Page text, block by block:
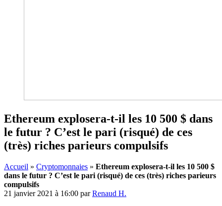
Ethereum explosera-t-il les 10 500 $ dans
le futur ? C’est le pari (risqué) de ces
(très) riches parieurs compulsifs
Accueil » Cryptomonnaies » Ethereum explosera-t-il les 10 500 $
dans le futur ? C’est le pari (risqué) de ces (très) riches parieurs
compulsifs
21 janvier 2021 à 16:00 parRenaud H.